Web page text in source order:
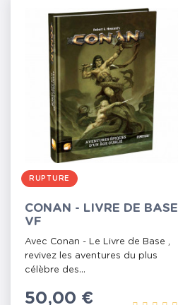
RUPTURE
CONAN - LIVRE DE BASE
VF
Avec Conan - Le Livre de Base ,
revivez les aventures du plus
célèbre des...
Prix
50,00 €